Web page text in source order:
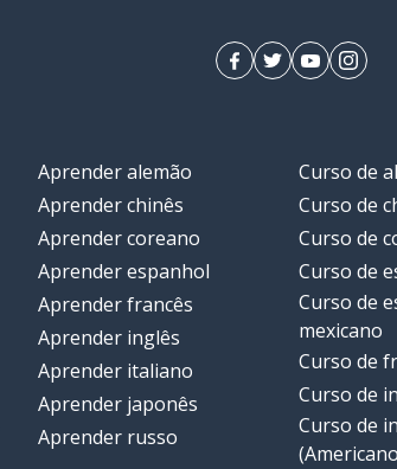
Aprender alemão
Aprender chinês
Aprender coreano
Aprender espanhol
Aprender francês
Aprender inglês
Aprender italiano
Aprender japonês
Aprender russo
Curso de
Curso de
Curso de
Curso de
Curso de
mexicano
Curso de
Curso de
Curso de